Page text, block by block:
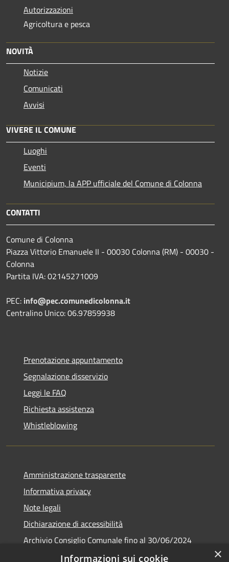
Autorizzazioni
Agricoltura e pesca
NOVITÀ
Notizie
Comunicati
Avvisi
VIVERE IL COMUNE
Luoghi
Eventi
Municipium, la APP ufficiale del Comune di Colonna
CONTATTI
Comune di Colonna
Piazza Vittorio Emanuele II - 00030 Colonna (RM) - 00030 -
Colonna
Partita IVA: 02145271009
PEC: info@pec.comunedicolonna.it
Centralino Unico: 06.97859938
Prenotazione appuntamento
Segnalazione disservizio
Leggi le FAQ
Richiesta assistenza
Whistleblowing
Amministrazione trasparente
Informativa privacy
Note legali
Dichiarazione di accessibilità
Archivio Consiglio Comunale fino al 30/06/2024
Consiglio Comunale Online
×
Informazioni sui cookie